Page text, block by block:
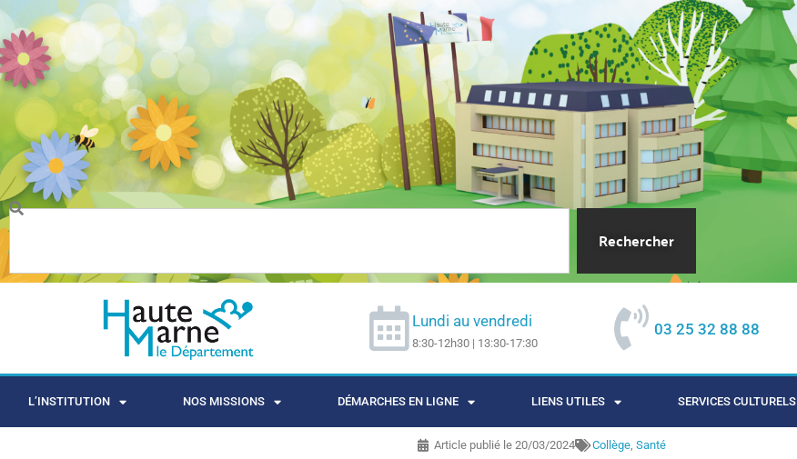
Rechercher
Lundi au vendredi
8:30-12h30 | 13:30-17:30
03 25 32 88 88
L’INSTITUTION NOS MISSIONS DÉMARCHES EN LIGNE LIENS UTILES SERVICES CULTURELS
Article publié le 20/03/2024 Collège, Santé